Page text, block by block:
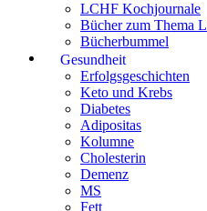
LCHF Kochjournale
Bücher zum Thema
Bücherbummel
Gesundheit
Erfolgsgeschichten
Keto und Krebs
Diabetes
Adipositas
Kolumne
Cholesterin
Demenz
MS
Fett